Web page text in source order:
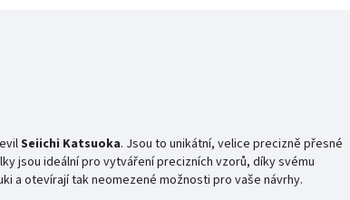
Seiichi Katsuoka. Jsou to unikátní, velice precizně přesné
jsou ideální pro vytváření precizních vzorů, díky svému
a otevírají tak neomezené možnosti pro vaše návrhy.